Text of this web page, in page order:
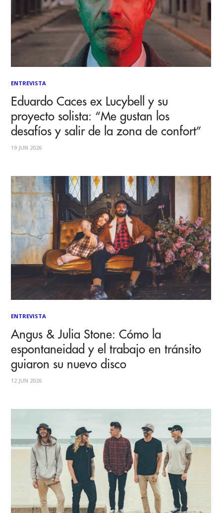
ENTREVISTA
Eduardo Caces ex Lucybell y su
proyecto solista: “Me gustan los
desafíos y salir de la zona de confort”
19 JUN 2026
ENTREVISTA
Angus & Julia Stone: Cómo la
espontaneidad y el trabajo en tránsito
guiaron su nuevo disco
12 JUN 2026